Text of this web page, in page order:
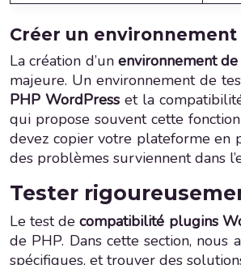
Créer un
La création d’un environnement
majeure. Un environnement de
PHP WordPresset la
qui propose souvent cette
devez copier votre plateforme en
des problèmes surviennent dans
Tester
Le test decompatibilité plugins
de PHP. Dans cette section,
spécifiques, et trouver des